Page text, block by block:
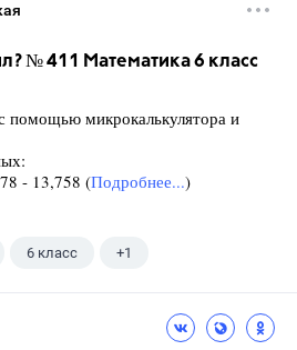
№ 411 Математика 6 класс
помощью микрокалькулятора и
- 13,758 (Подробнее...)
6 класс +1